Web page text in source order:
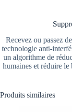
Recevez ou passez
technologie anti-
un algorithme de
humaines et réduire
Produits similaires